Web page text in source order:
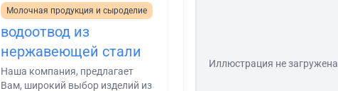
Молочная продукция и сыроделие
водоотвод из
нержавеющей стали
Наша компания, предлагает
Вам, широкий выбор изделий из
Иллюстрация не загружена